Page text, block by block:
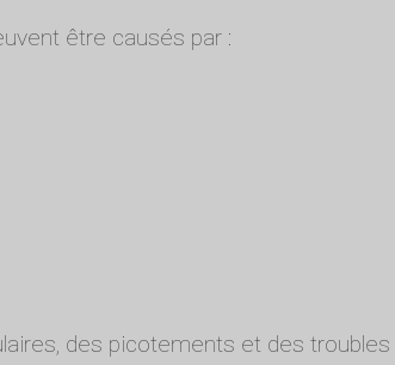
être causés par :
des picotements et des